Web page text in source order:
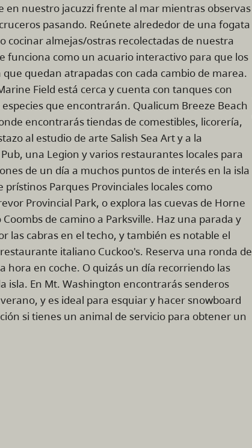
en nuestro jacuzzi frente al mar mientras observas
pasando. Reúnete alrededor de una fogata
cocinar almejas/ostras recolectadas de nuestra
funciona como un acuario interactivo para que los
quedan atrapadas con cada cambio de marea.
Field está cerca y cuenta con tanques con
que encontrarán. Qualicum Breeze Beach
encontrarás tiendas de comestibles, licorería,
al estudio de arte Salish Sea Art y a la
una Legion y varios restaurantes locales para
de un día a muchos puntos de interés en la isla
Parques Provinciales locales como
Provincial Park, o explora las cuevas de Horne
de camino a Parksville. Haz una parada y
las cabras en el techo, y también es notable el
italiano Cuckoo's. Reserva una ronda de
hora en coche. O quizás un día recorriendo las
isla. En Mt. Washington encontrarás senderos
y es ideal para esquiar y hacer snowboard
si tienes un animal de servicio para obtener un